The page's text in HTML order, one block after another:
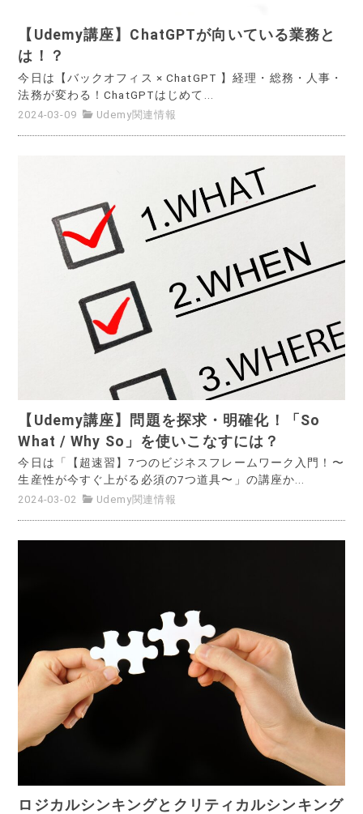
【Udemy講座】ChatGPTが向いている業務と
は！？
今日は【バックオフィス × ChatGPT 】経理・総務・人事・
法務が変わる！ChatGPTはじめて...
2024-03-09 Udemy関連情報
【Udemy講座】問題を探求・明確化！「So
What / Why So」を使いこなすには？
今日は「【超速習】7つのビジネスフレームワーク入門！〜
生産性が今すぐ上がる必須の7つ道具〜」の講座か...
2024-03-02 Udemy関連情報
ロジカルシンキングとクリティカルシンキング